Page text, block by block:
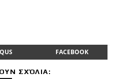
FACEBOOK
ΣΧΌΛΙΑ: